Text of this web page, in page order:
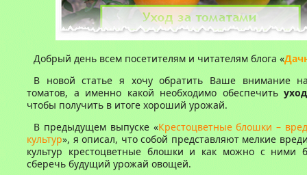
Добрый день всем посетителям и читателям блога «
В новой статье я хочу обратить Ваше внимание
томатов, а именно какой необходимо обеспечить
чтобы получить в итоге хороший урожай.
В предыдущем выпуске «Крестоцветные блошки –
культур», я описал, что собой представляют мелкие
культур крестоцветные блошки и как можно с ними
сберечь будущий урожай овощей.